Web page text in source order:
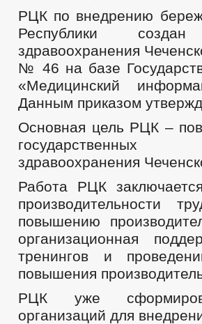
РЦК по внедрению
Республики
здравоохранения
№ 46 на базе
«Медицинский
Данным приказом
Основная цель РЦК –
государственных
здравоохранения
Работа РЦК
производительности
повышению
организационная
тренингов и
повышения
РЦК уже
организаций для